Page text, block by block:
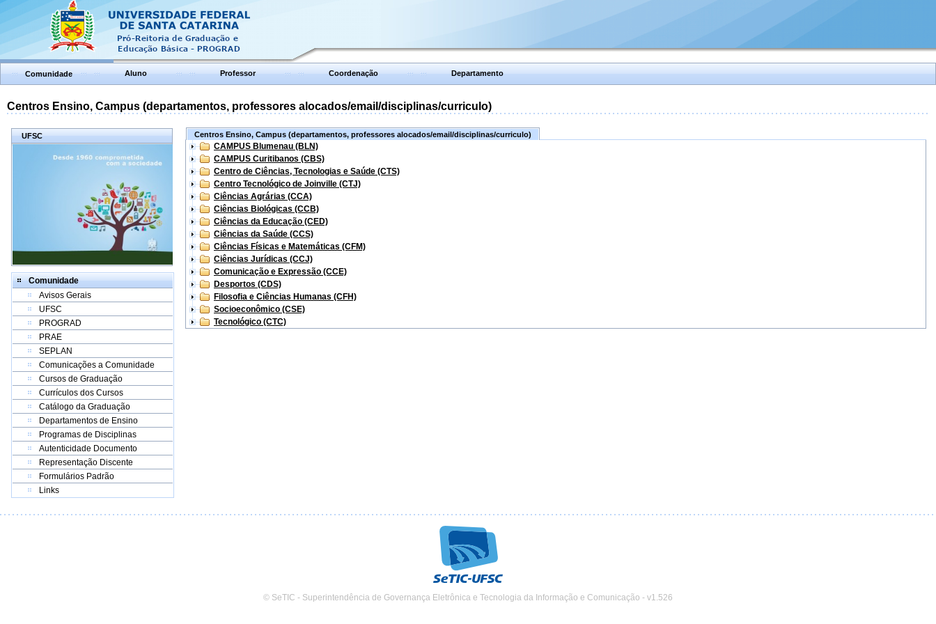
Comunidade Aluno Professor Coordenação Departamento
Centros Ensino, Campus (departamentos, professores alocados/email/disciplinas/curriculo)
UFSC
Comunidade
Avisos Gerais
UFSC
PROGRAD
PRAE
SEPLAN
Comunicações a Comunidade
Cursos de Graduação
Currículos dos Cursos
Catálogo da Graduação
Departamentos de Ensino
Programas de Disciplinas
Autenticidade Documento
Representação Discente
Formulários Padrão
Links
Centros Ensino, Campus (departamentos, professores alocados/email/disciplinas/curriculo)
CAMPUS Blumenau (BLN)
CAMPUS Curitibanos (CBS)
Centro de Ciências, Tecnologias e Saúde (CTS)
Centro Tecnológico de Joinville (CTJ)
Ciências Agrárias (CCA)
Ciências Biológicas (CCB)
Ciências da Educação (CED)
Ciências da Saúde (CCS)
Ciências Físicas e Matemáticas (CFM)
Ciências Jurídicas (CCJ)
Comunicação e Expressão (CCE)
Desportos (CDS)
Filosofia e Ciências Humanas (CFH)
Socioeconômico (CSE)
Tecnológico (CTC)
© SeTIC - Superintendência de Governança Eletrônica e Tecnologia da Informação e Comunicação - v1.526